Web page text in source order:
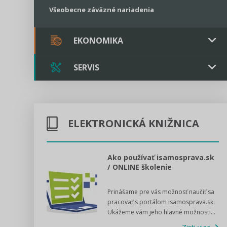
Všeobecne záväzné nariadenia
EKONOMIKA
Verejné obstarávanie
Majetok
Rozpočet
Sociálne podniky
Štátna pomoc
SERVIS
Kontakt
Tlačová agentúra
VIDEO produkcia
ELEKTRONICKÁ KNIŽNICA
Ako používať isamosprava.sk
/ ONLINE školenie
Prinášame pre vás možnosť naučiť sa
pracovať s portálom isamosprava.sk.
Ukážeme vám jeho hlavné možnosti...